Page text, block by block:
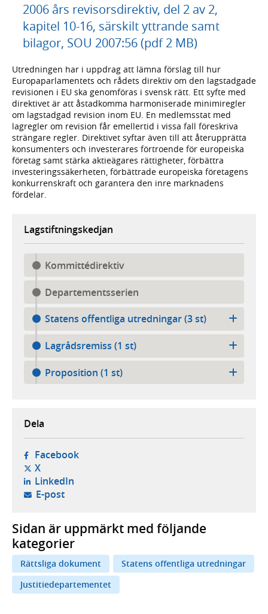
2006 års revisorsdirektiv, del 2 av 2,
kapitel 10-16, särskilt yttrande samt
bilagor, SOU 2007:56 (pdf 2 MB)
Utredningen har i uppdrag att lämna förslag till hur
Europaparlamentets och rådets direktiv om den lagstadgade
revisionen i EU ska genomföras i svensk rätt. Ett syfte med
direktivet är att åstadkomma harmoniserade minimiregler
om lagstadgad revision inom EU. En medlemsstat med
lagregler om revision får emellertid i vissa fall föreskriva
strängare regler. Direktivet syftar även till att återupprätta
konsumenters och investerares förtroende för europeiska
företag samt stärka aktieägares rättigheter, förbättra
investeringssäkerheten, förbättrade europeiska företagens
konkurrenskraft och garantera den inre marknadens
fördelar.
Lagstiftningskedjan
Kommittédirektiv
Departementsserien
Statens offentliga utredningar (3 st)
Lagrådsremiss (1 st)
Proposition (1 st)
Dela
Facebook- öppnas i ny flik, extern webbplats,
X- öppnas i ny flik, extern webbplats,
LinkedIn- öppnas i ny flik, extern webbplats,
E-post- öppnar din e-postklient,
Sidan är uppmärkt med följande
kategorier
Rättsliga dokument
Statens offentliga utredningar
Justitiedepartementet